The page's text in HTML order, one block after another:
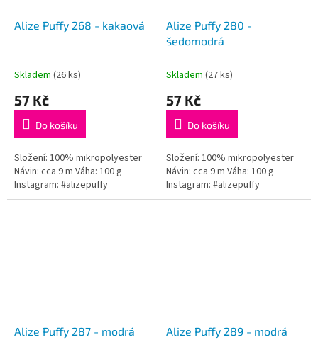
Alize Puffy 268 - kakaová
Skladem (26 ks)
57 Kč
Do košíku
Složení: 100% mikropolyester
Návin: cca 9 m Váha: 100 g
Instagram: #alizepuffy
Alize Puffy 280 -
šedomodrá
Skladem (27 ks)
57 Kč
Do košíku
Složení: 100% mikropolyester
Návin: cca 9 m Váha: 100 g
Instagram: #alizepuffy
Alize Puffy 287 - modrá Alize Puffy 289 - modrá